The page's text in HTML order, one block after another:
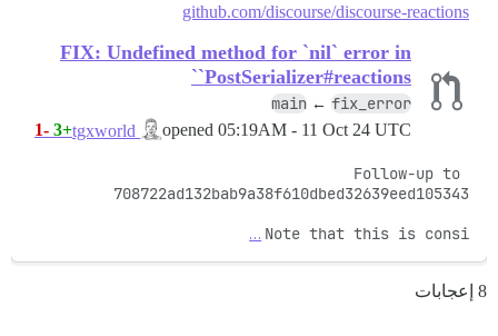
github.com/discourse/discourse-reactions
FIX: Undefined method for `nil` error in
`PostSerializer#reactions`
main ← fix_error
opened 05:19AM - 11 Oct 24 UTC
+3
-1
Follow-up to
Note that this is consi
…
8 إعجابات